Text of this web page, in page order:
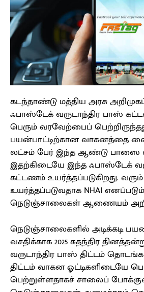
கடந்தாண்டு மத்திய அரசு
ஃபாஸ்டேக் வருடாந்திர பாஸ்
பெரும் வரவேற்பைப்
பயன்பாட்டிற்கான வாகனத்தை
லட்சம் பேர் இந்த ஆண்டு பாஸை
இதற்கிடையே இந்த ஃபாஸ்டேக்
கட்டணம் உயர்த்தப்படுகிறது.
உயர்த்தப்படுவதாக NHAI
நெடுஞ்சாலைகள் ஆணையம்
நெடுஞ்சாலைகளில் அடிக்கடி
வசதிக்காக 2025 சுதந்திர
வருடாந்திர பாஸ் திட்டம்
திட்டம் வாகன ஓட்டிகளிடையே
பெற்றுள்ளதாகச் சாலைப்